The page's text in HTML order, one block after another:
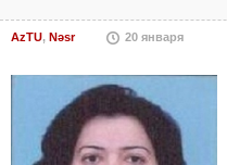
AzTU, Nəsr 20 января